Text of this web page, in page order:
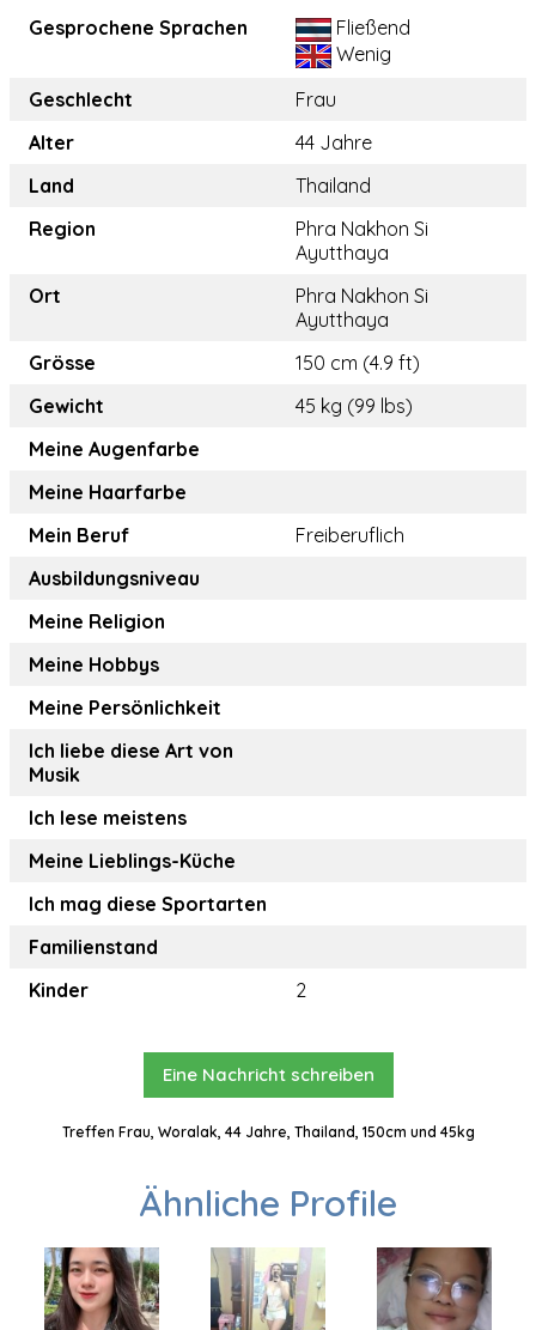
Gesprochene Sprachen
Fließend
Wenig
Geschlecht
Frau
Alter
44 Jahre
Land
Thailand
Region
Phra Nakhon Si
Ayutthaya
Ort
Phra Nakhon Si
Ayutthaya
Grösse
150 cm (4.9 ft)
Gewicht
45 kg (99 lbs)
Meine Augenfarbe
Meine Haarfarbe
Mein Beruf
Freiberuflich
Ausbildungsniveau
Meine Religion
Meine Hobbys
Meine Persönlichkeit
Ich liebe diese Art von
Musik
Ich lese meistens
Meine Lieblings-Küche
Ich mag diese Sportarten
Familienstand
Kinder
2
Eine Nachricht schreiben
Treffen Frau, Woralak, 44 Jahre, Thailand, 150cm und 45kg
Ähnliche Profile